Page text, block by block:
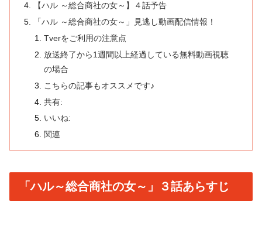
【ハル ～総合商社の女～】４話予告
「ハル ～総合商社の女～」見逃し動画配信情報！
Tverをご利用の注意点
放送終了から1週間以上経過している無料動画視聴
の場合
こちらの記事もオススメです♪
共有:
いいね:
関連
「ハル～総合商社の女～」３話あらすじ